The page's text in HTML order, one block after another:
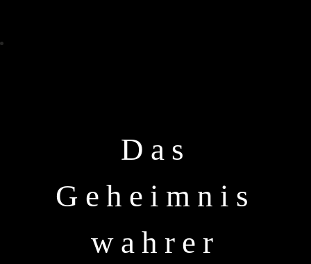
Das
Geheimnis
wahrer